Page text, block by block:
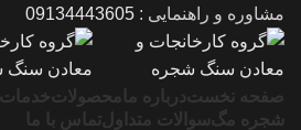
مشاوره و راهنمایی : 09134443605
صفحه نخستدرباره ما محصولاتخدمات
شجره مگسوالات متداولتماس با ما